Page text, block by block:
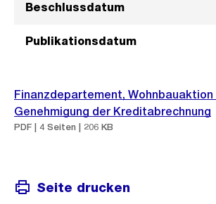
Beschlussdatum
Publikationsdatum
Finanzdepartement, Wohnbauaktion
Genehmigung der Kreditabrechnung
PDF | 4 Seiten | 206 KB
Seite drucken